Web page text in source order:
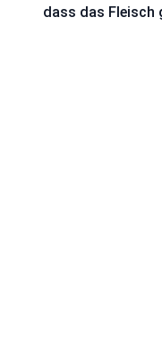
dass das